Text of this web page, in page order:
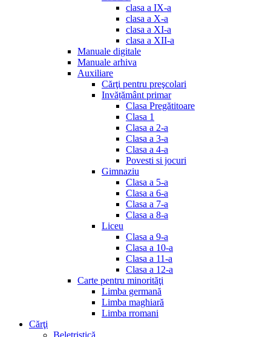
clasa a IX-a
clasa a X-a
clasa a XI-a
clasa a XII-a
Manuale digitale
Manuale arhiva
Auxiliare
Cărţi pentru preşcolari
Invățământ primar
Clasa Pregătitoare
Clasa 1
Clasa a 2-a
Clasa a 3-a
Clasa a 4-a
Povesti si jocuri
Gimnaziu
Clasa a 5-a
Clasa a 6-a
Clasa a 7-a
Clasa a 8-a
Liceu
Clasa a 9-a
Clasa a 10-a
Clasa a 11-a
Clasa a 12-a
Carte pentru minorităţi
Limba germană
Limba maghiară
Limba rromani
Cărţi
Beletristică